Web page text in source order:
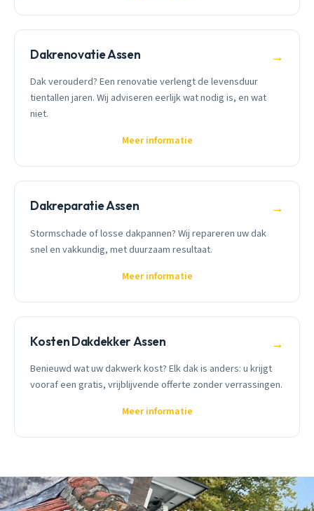
Dakrenovatie Assen →
Dak verouderd? Een renovatie verlengt de levensduur
tientallen jaren. Wij adviseren eerlijk wat nodig is, en wat
niet.
Meer informatie
Dakreparatie Assen →
Stormschade of losse dakpannen? Wij repareren uw dak
snel en vakkundig, met duurzaam resultaat.
Meer informatie
Kosten Dakdekker Assen →
Benieuwd wat uw dakwerk kost? Elk dak is anders: u krijgt
vooraf een gratis, vrijblijvende offerte zonder verrassingen.
Meer informatie